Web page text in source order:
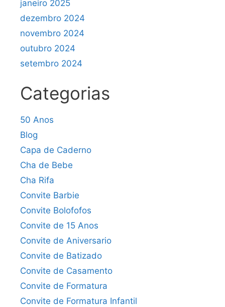
janeiro 2025
dezembro 2024
novembro 2024
outubro 2024
setembro 2024
Categorias
50 Anos
Blog
Capa de Caderno
Cha de Bebe
Cha Rifa
Convite Barbie
Convite Bolofofos
Convite de 15 Anos
Convite de Aniversario
Convite de Batizado
Convite de Casamento
Convite de Formatura
Convite de Formatura Infantil